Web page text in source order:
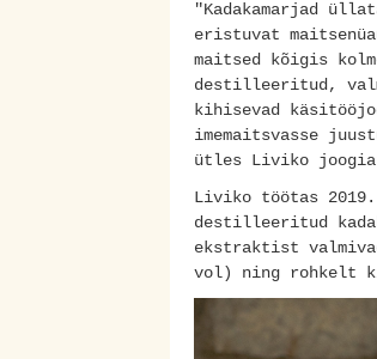
"Kadakamarjad
eristuvat
maitsed kõigis
destilleeritud,
kihisevad
imemaitsvasse
ütles Liviko
Liviko töötas
destilleeritud
ekstraktist
vol) ning rohkelt